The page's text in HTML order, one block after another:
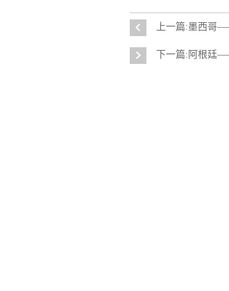
上一篇:墨西哥
下一篇:阿根廷